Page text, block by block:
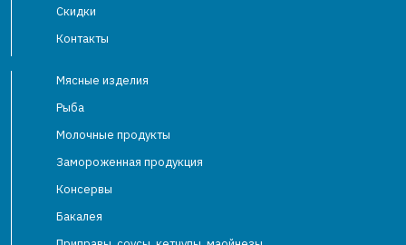
Скидки
Контакты
Мясные изделия
Рыба
Молочные продукты
Замороженная продукция
Консервы
Бакалея